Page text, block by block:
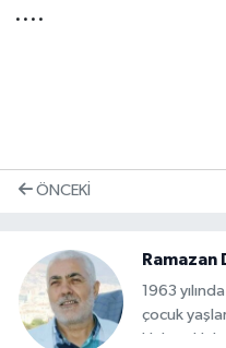
....
ÖNCEKI
Ramazan
1963
çocuk
Haber,